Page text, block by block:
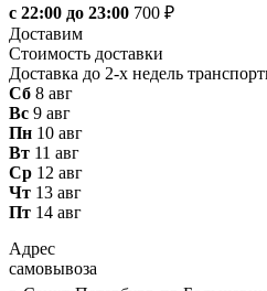
с 22:00 до 23:00 700 ₽
Доставим
Стоимость доставки
Доставка до 2-х недель
Сб 8 авг
Вс 9 авг
Пн 10 авг
Вт 11 авг
Ср 12 авг
Чт 13 авг
Пт 14 авг
Адрес
самовывоза